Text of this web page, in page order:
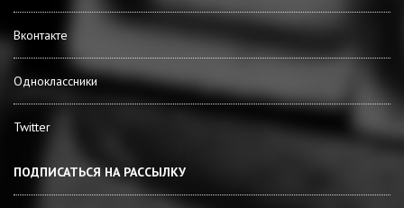
Вконтакте
Одноклассники
Twitter
ПОДПИСАТЬСЯ НА РАССЫЛКУ